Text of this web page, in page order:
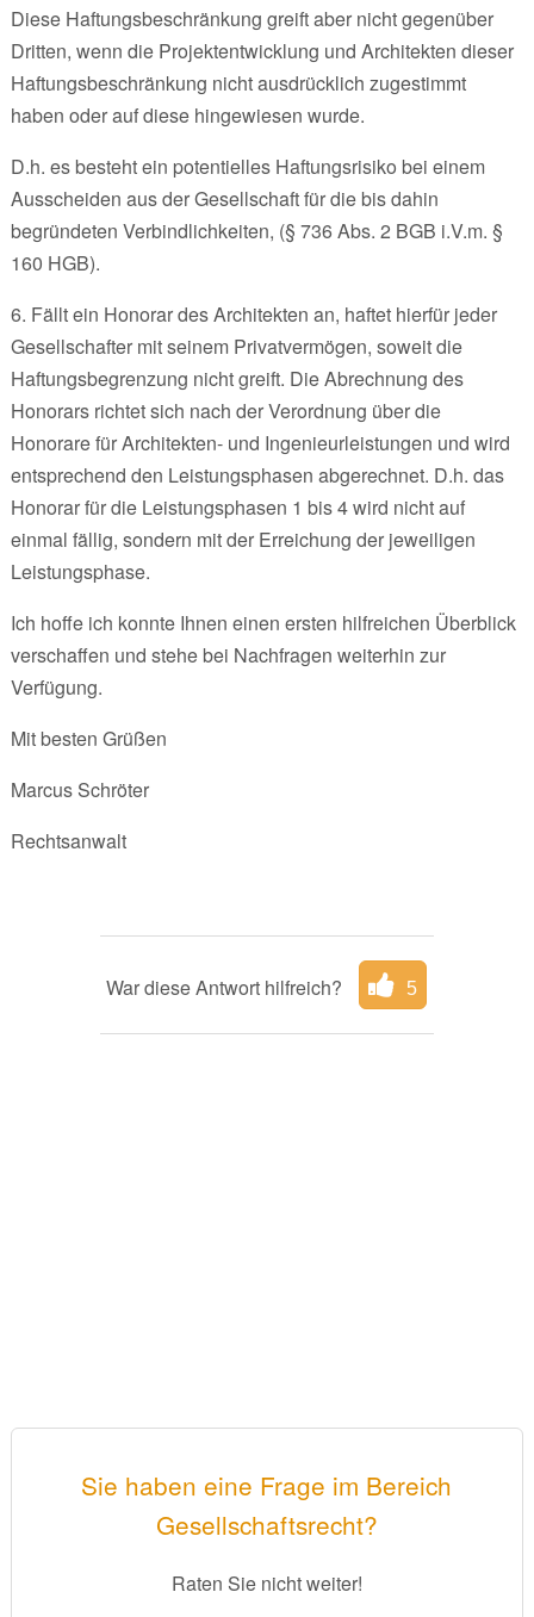
Diese Haftungsbeschränkung greift aber nicht gegenüber
Dritten, wenn die Projektentwicklung und Architekten dieser
Haftungsbeschränkung nicht ausdrücklich zugestimmt
haben oder auf diese hingewiesen wurde.
D.h. es besteht ein potentielles Haftungsrisiko bei einem
Ausscheiden aus der Gesellschaft für die bis dahin
begründeten Verbindlichkeiten, (§ 736 Abs. 2 BGB i.V.m. §
160 HGB).
6. Fällt ein Honorar des Architekten an, haftet hierfür jeder
Gesellschafter mit seinem Privatvermögen, soweit die
Haftungsbegrenzung nicht greift. Die Abrechnung des
Honorars richtet sich nach der Verordnung über die
Honorare für Architekten- und Ingenieurleistungen und wird
entsprechend den Leistungsphasen abgerechnet. D.h. das
Honorar für die Leistungsphasen 1 bis 4 wird nicht auf
einmal fällig, sondern mit der Erreichung der jeweiligen
Leistungsphase.
Ich hoffe ich konnte Ihnen einen ersten hilfreichen Überblick
verschaffen und stehe bei Nachfragen weiterhin zur
Verfügung.
Mit besten Grüßen
Marcus Schröter
Rechtsanwalt
War diese Antwort hilfreich? 5
Sie haben eine Frage im Bereich
Gesellschaftsrecht?
Raten Sie nicht weiter!